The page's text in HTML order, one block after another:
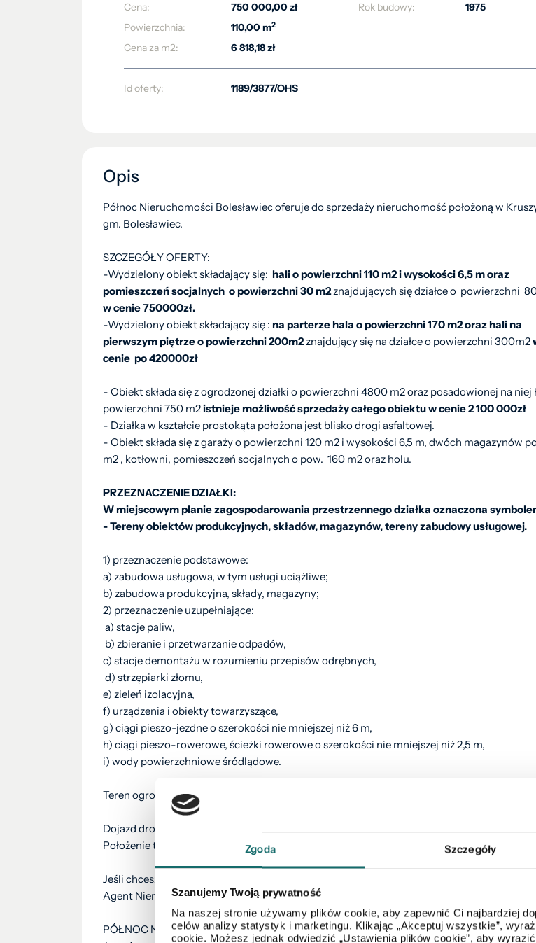
Zgoda Szczegóły
Szanujemy Twoją prywatność
Na naszej stronie używamy plików cookie, aby zapewnić Ci najbardziej
celów analizy statystyk i marketingu. Klikając „Akceptuj wszystkie”,
cookie. Możesz jednak odwiedzić „Ustawienia plików cookie”, aby
Cena:
750 000,00 zł
Powierzchnia:
110,00 m2
Cena za m2: 6 818,18 zł
Rok budowy: 1975
Id oferty: 1189/3877/OHS
Opis
Północ Nieruchomości Bolesławiec oferuje do sprzedaży nieruchomość położoną w
gm. Bolesławiec.
SZCZEGÓŁY OFERTY:
-Wydzielony obiekt składający się: hali o powierzchni 110 m2 i wysokości 6,5 m oraz
pomieszczeń socjalnych o powierzchni 30 m2znajdujących się działce o powierzchni
w cenie 750000zł.
-Wydzielony obiekt składający się : na parterze hala o powierzchni 170 m2 oraz hali na
pierwszym piętrze o powierzchni 200m2znajdujący się na działce o powierzchni 300m2
cenie po420000zł
- Obiekt składa się z ogrodzonej działki o powierzchni 4800 m2 oraz posadowionej na niej
powierzchni 750 m2istnieje możliwość sprzedaży całego obiektu w cenie 2 100 000zł
- Działka w kształcie prostokąta położona jest blisko drogi asfaltowej.
- Obiekt składa się z garaży o powierzchni 120 m2 i wysokości 6,5 m, dwóch magazynów
m2 , kotłowni, pomieszczeń socjalnych o pow. 160 m2 oraz holu.
PRZEZNACZENIE DZIAŁKI:
W miejscowym planie zagospodarowania przestrzennego działka oznaczona
- Tereny obiektów produkcyjnych, składów, magazynów, tereny zabudowy usługowej.
1) przeznaczenie podstawowe:
a) zabudowa usługowa, w tym usługi uciążliwe;
b) zabudowa produkcyjna, składy, magazyny;
2) przeznaczenie uzupełniające:
a) stacje paliw,
b) zbieranie i przetwarzanie odpadów,
c) stacje demontażu w rozumieniu przepisów odrębnych,
d) strzępiarki złomu,
e) zieleń izolacyjna,
f) urządzenia i obiekty towarzyszące,
g) ciągi pieszo-jezdne o szerokości nie mniejszej niż 6 m,
h) ciągi pieszo-rowerowe, ścieżki rowerowe o szerokości nie mniejszej niż 2,5 m,
i) wody powierzchniowe śródlądowe.
Teren ogrodzony, dostępne media: prąd, woda, blisko stacja trafo - nowa do 400 kv .
Dojazd drogą utwardzoną.
Położenie tej nieruchomości jest jej niewątpliwym atutem.
Jeśli chcesz obejrzeć nieruchomość, zadzwoń lub napisz do osoby prowadzącej sprawę:
Agent NieruchomościWOJCIECH KUŹNIK, tel. 883 356 478, email: wkuznik@polnoc.pl
PÓŁNOC NIERUCHOMOŚCI O/BOLESŁAWIEC